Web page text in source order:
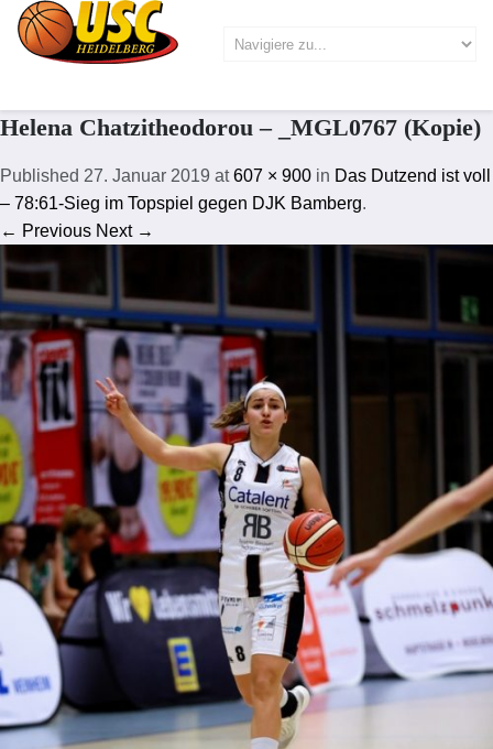
Helena Chatzitheodorou – _MGL0767 (Kopie)
Published 27. Januar 2019 at607 × 900 in Das Dutzend ist voll
– 78:61-Sieg im Topspiel gegen DJK Bamberg.
← Previous Next →